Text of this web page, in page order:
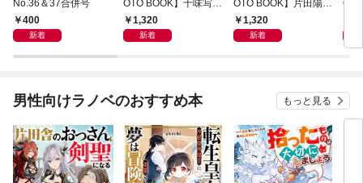
No.36＆37合併号
400
新着
OTO BOOK】十味写真
集「続・『ぽみ』！？
どこでもトレイン・ベ
1,320
新着
OTO BOOK】片田陽依
写真集「羽色日和」
1,320
新着
リ」
男性向けラノベのおすすめ本 もっと見る